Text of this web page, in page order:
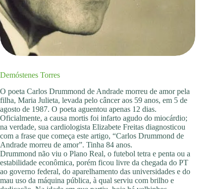
Demóstenes Torres
O poeta Carlos Drummond de Andrade morreu de amor pela
filha, Maria Julieta, levada pelo câncer aos 59 anos, em 5 de
agosto de 1987. O poeta aguentou apenas 12 dias.
Oficialmente, a causa mortis foi infarto agudo do miocárdio;
na verdade, sua cardiologista Elizabete Freitas diagnosticou
com a frase que começa este artigo, “Carlos Drummond de
Andrade morreu de amor”. Tinha 84 anos.
Drummond não viu o Plano Real, o futebol tetra e penta ou a
estabilidade econômica, porém ficou livre da chegada do PT
ao governo federal, do aparelhamento das universidades e do
mau uso da máquina pública, à qual serviu com brilho e